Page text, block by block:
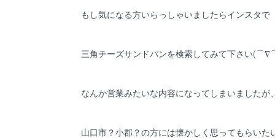
もし気になる方いらっしゃいましたらインスタで
三角チーズサンドパンを検索してみて下さい
なんか営業みたいな内容になってしまいましたが
山口市？小郡？の方には懐かしく思ってもらいた